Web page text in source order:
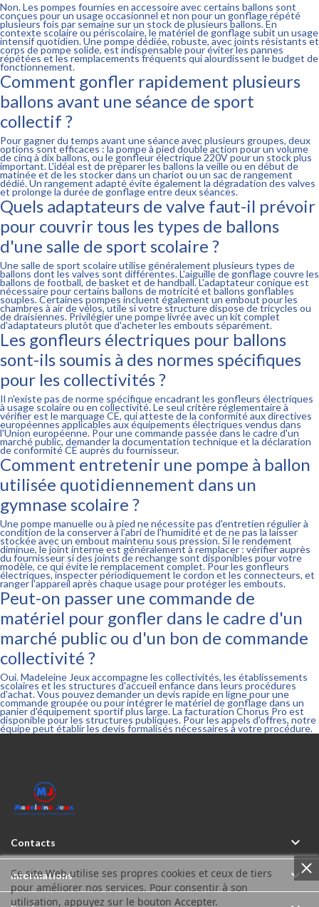
Non. Les pompes fournies en accessoire avec certains ballons sont
conçues pour un usage occasionnel et non pour un gonflage répété
plusieurs fois par semaine sur un stock de plusieurs ballons. En
contexte scolaire ou périscolaire, le matériel de gonflage subit un usage
intensif quotidien. Une pompe dédiée, robuste, avec joints résistants et
corps de pompe solide, est indispensable pour éviter les pannes
répétées et les remplacements fréquents qui alourdissent le budget de
fonctionnement.
Comment gonfler rapidement plusieurs
ballons avant une séance de sport
collectif ?
Pour gagner du temps avant une séance avec plusieurs groupes, deux
options sont efficaces : la pompe à pied double action pour un volume
de cinq à dix ballons, ou le gonfleur électrique 220V pour un stock plus
important. L'idéal est de préparer les ballons la veille ou en début de
matinée et de les stocker dans un chariot ou un sac de rangement
dédié. Un rangement adapté évite également la dégradation des valves
et prolonge la durée de gonflage entre deux séances.
Quels adaptateurs de valve faut-il prévoir
pour couvrir tous les types de ballons
d'une salle de sport scolaire ?
Une salle de sport scolaire utilise généralement plusieurs types de
ballons dont les valves sont différentes. L'aiguille de gonflage couvre les
ballons de football, de basket et de handball. L'adaptateur conique est
nécessaire pour certains ballons de motricité et ballons gonflables
souples. Certaines pompes incluent également un embout pour les
chambres à air de vélos, utile si votre structure dispose de tricycles ou
de draisiennes. Privilégier une pompe livrée avec un kit complet
d'adaptateurs plutôt que d'acheter les embouts séparément.
Les gonfleurs électriques pour ballons
sont-ils soumis à des normes spécifiques
pour les collectivités ?
Il n'existe pas de norme spécifique encadrant les gonfleurs électriques
à usage scolaire ou en collectivité. Le seul critère réglementaire à
vérifier est le marquage CE, qui atteste de la conformité aux directives
européennes applicables aux équipements électriques vendus dans
l'Union européenne. Pour une commande passée dans le cadre d'un
marché public, demander la documentation technique et la déclaration
de conformité CE auprès du fournisseur.
Comment entretenir une pompe à ballon
utilisée quotidiennement dans un
gymnase scolaire ?
Une pompe manuelle ou à pied ne nécessite pas d'entretien régulier à
condition de la conserver à l'abri de l'humidité et de ne pas la laisser
stockée avec un embout maintenu sous pression. Si le rendement
diminue, le joint interne est généralement à remplacer : vérifier auprès
du fournisseur si des joints de rechange sont disponibles pour votre
modèle, ce qui évite le remplacement complet. Pour les gonfleurs
électriques, inspecter périodiquement le cordon et les connecteurs, et
ranger l'appareil après chaque usage pour protéger les embouts.
Peut-on passer une commande de
matériel pour gonfler dans le cadre d'un
marché public ou d'un bon de commande
collectivité ?
Oui. Madeleine Jeux accompagne les collectivités, les établissements
scolaires et les structures d'accueil enfance dans leurs procédures
d'achat. Vous pouvez demander un devis rapide en ligne pour une
commande groupée ou pour intégrer le matériel de gonflage dans un
panier d'équipement sportif plus large. La facturation Chorus Pro est
disponible pour les structures publiques. Pour les appels d'offres, notre
équipe peut établir les devis formalisés nécessaires à votre procédure.
 
Contacts 
Ce site Web utilise ses propres cookies et ceux de tiers
pour améliorer nos services. Pour consentir à son
utilisation, appuyez sur le bouton Accepter.
Informations 